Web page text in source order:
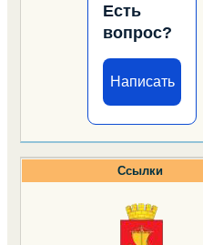
Есть
вопрос?
Написать
Ссылки